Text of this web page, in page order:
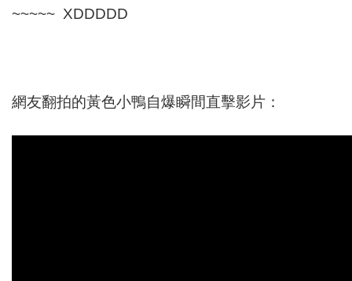
~~~~~ XDDDDD
網友翻拍的黃色小鴨自爆瞬間直擊影片：